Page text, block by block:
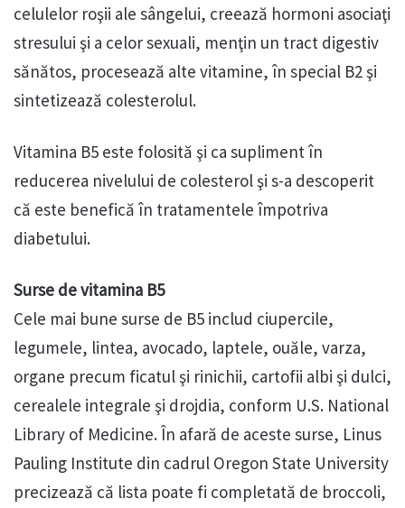
celulelor roşii ale sângelui, creează hormoni asociaţi
stresului şi a celor sexuali, menţin un tract digestiv
sănătos, procesează alte vitamine, în special B2 şi
sintetizează colesterolul.
Vitamina B5 este folosită şi ca supliment în
reducerea nivelului de colesterol şi s-a descoperit
că este benefică în tratamentele împotriva
diabetului.
Surse de vitamina B5
Cele mai bune surse de B5 includ ciupercile,
legumele, lintea, avocado, laptele, ouăle, varza,
organe precum ficatul şi rinichii, cartofii albi şi dulci,
cerealele integrale şi drojdia, conform U.S. National
Library of Medicine. În afară de aceste surse, Linus
Pauling Institute din cadrul Oregon State University
precizează că lista poate fi completată de broccoli,